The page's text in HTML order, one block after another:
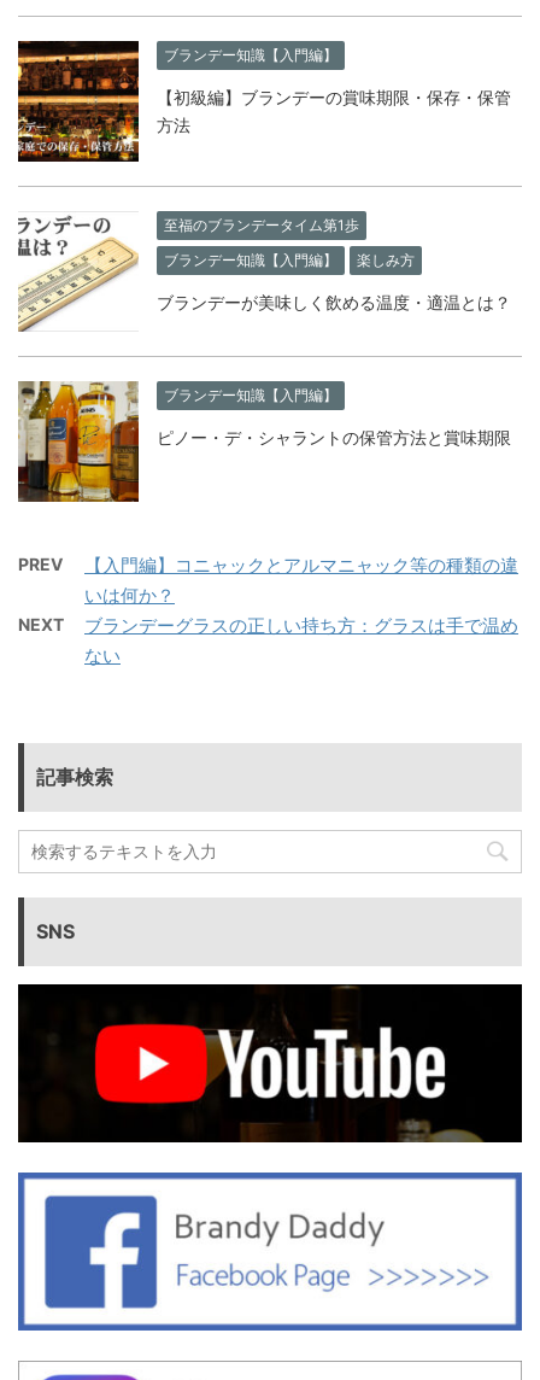
ブランデー知識【入門編】
【初級編】ブランデーの賞味期限・保存・保管
方法
至福のブランデータイム第1歩
ブランデー知識【入門編】
楽しみ方
ブランデーが美味しく飲める温度・適温とは？
ブランデー知識【入門編】
ピノー・デ・シャラントの保管方法と賞味期限
PREV
【入門編】コニャックとアルマニャック等の種類の違
いは何か？
NEXT
ブランデーグラスの正しい持ち方：グラスは手で温め
ない
記事検索
SNS